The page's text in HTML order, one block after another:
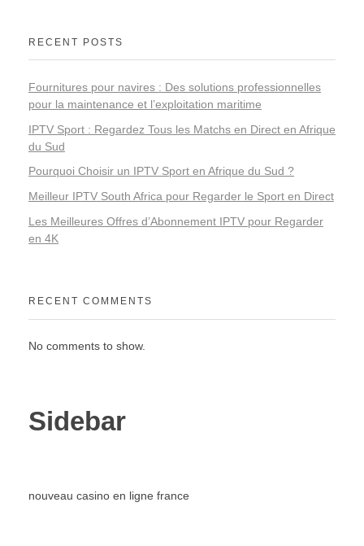
RECENT POSTS
Fournitures pour navires : Des solutions professionnelles
pour la maintenance et l’exploitation maritime
IPTV Sport : Regardez Tous les Matchs en Direct en Afrique
du Sud
Pourquoi Choisir un IPTV Sport en Afrique du Sud ?
Meilleur IPTV South Africa pour Regarder le Sport en Direct
Les Meilleures Offres d’Abonnement IPTV pour Regarder
en 4K
RECENT COMMENTS
No comments to show.
Sidebar
nouveau casino en ligne france